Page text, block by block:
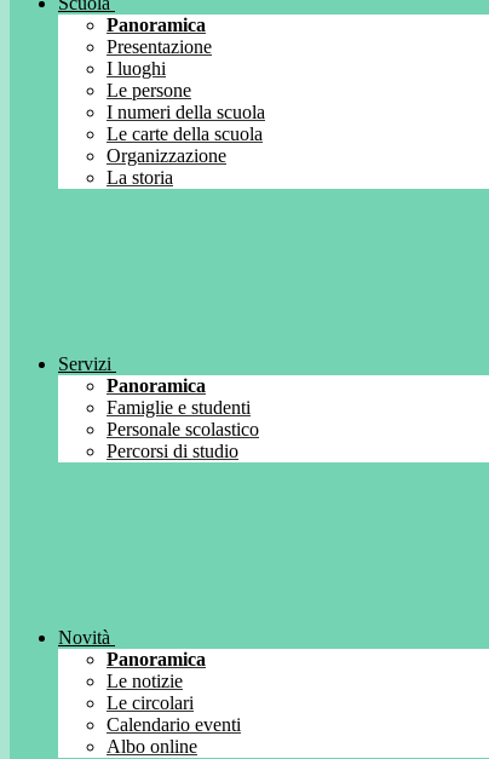
Panoramica
Presentazione
I luoghi
Le persone
I numeri della scuola
Le carte della scuola
Organizzazione
La storia
Servizi
Panoramica
Famiglie e studenti
Personale scolastico
Percorsi di studio
Novità
Panoramica
Le notizie
Le circolari
Calendario eventi
Albo online